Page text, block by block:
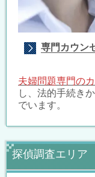
専門カウン
夫婦問題専門の
し、法的手続き
でいます。
探偵調査エリア